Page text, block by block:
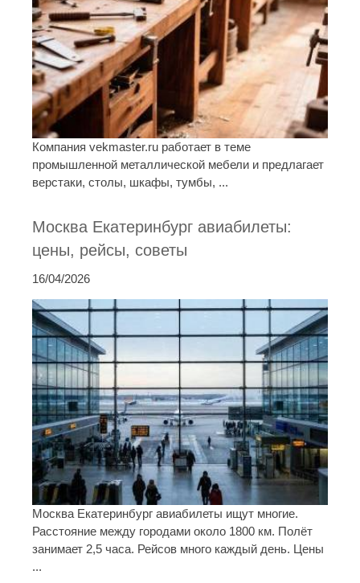
Компания vekmaster.ru работает в теме
промышленной металлической мебели и предлагает
верстаки, столы, шкафы, тумбы, ...
Москва Екатеринбург авиабилеты:
цены, рейсы, советы
16/04/2026
Москва Екатеринбург авиабилеты ищут многие.
Расстояние между городами около 1800 км. Полёт
занимает 2,5 часа. Рейсов много каждый день. Цены
...